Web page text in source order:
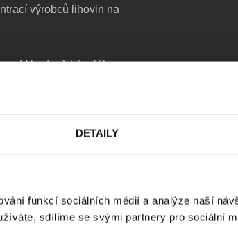
DETAILY
funkcí sociálních médií a analýze naší
sdílíme se svými partnery pro sociální
výrobců lihovin na
. V budově bývalého
likérku v Plzni. Vzniká
pod pokličku výroby
z Plzně z parkoviště
délka exkurze